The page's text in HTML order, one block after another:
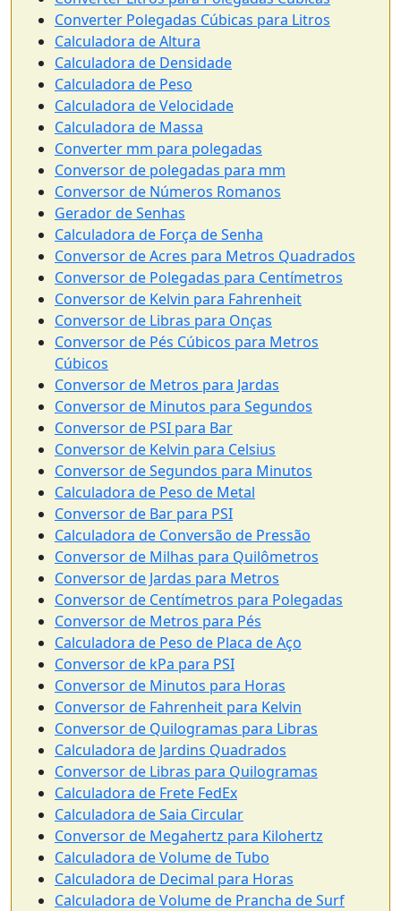
Converter Polegadas Cúbicas para Litros
Calculadora de Altura
Calculadora de Densidade
Calculadora de Peso
Calculadora de Velocidade
Calculadora de Massa
Converter mm para polegadas
Conversor de polegadas para mm
Conversor de Números Romanos
Gerador de Senhas
Calculadora de Força de Senha
Conversor de Acres para Metros Quadrados
Conversor de Polegadas para Centímetros
Conversor de Kelvin para Fahrenheit
Conversor de Libras para Onças
Conversor de Pés Cúbicos para Metros
Cúbicos
Conversor de Metros para Jardas
Conversor de Minutos para Segundos
Conversor de PSI para Bar
Conversor de Kelvin para Celsius
Conversor de Segundos para Minutos
Calculadora de Peso de Metal
Conversor de Bar para PSI
Calculadora de Conversão de Pressão
Conversor de Milhas para Quilômetros
Conversor de Jardas para Metros
Conversor de Centímetros para Polegadas
Conversor de Metros para Pés
Calculadora de Peso de Placa de Aço
Conversor de kPa para PSI
Conversor de Minutos para Horas
Conversor de Fahrenheit para Kelvin
Conversor de Quilogramas para Libras
Calculadora de Jardins Quadrados
Conversor de Libras para Quilogramas
Calculadora de Frete FedEx
Calculadora de Saia Circular
Conversor de Megahertz para Kilohertz
Calculadora de Volume de Tubo
Calculadora de Decimal para Horas
Calculadora de Volume de Prancha de Surf